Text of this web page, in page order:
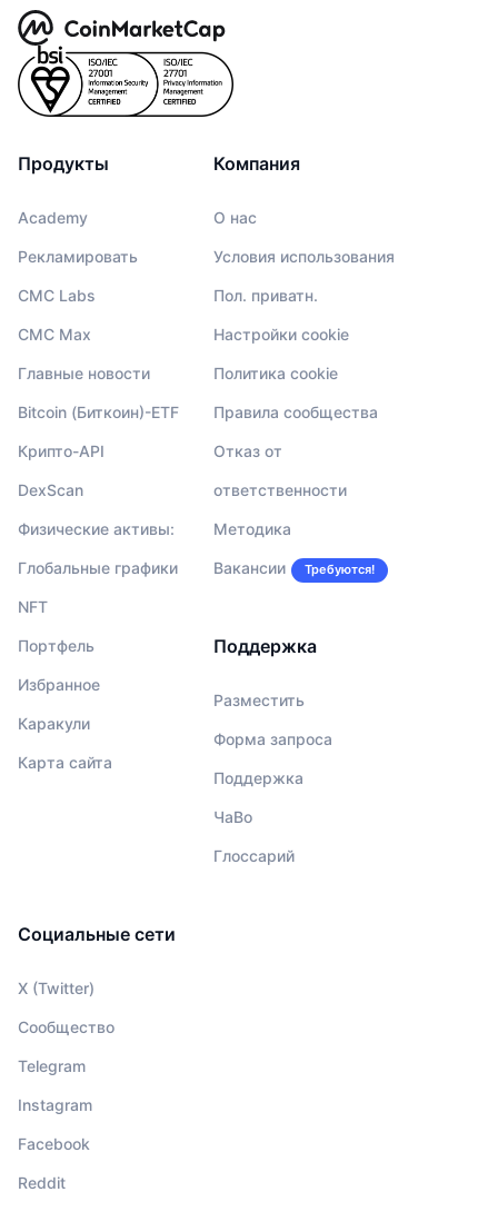
Продукты
Academy
Рекламировать
CMC Labs
CMC Max
Главные новости
Bitcoin (Биткоин)-ETF
Крипто-API
DexScan
Физические активы:
Глобальные графики
NFT
Портфель
Избранное
Каракули
Карта сайта
Компания
О нас
Условия использования
Пол. приватн.
Настройки cookie
Политика cookie
Правила сообщества
Отказ от
ответственности
Методика
Вакансии Требуются!
Поддержка
Разместить
Форма запроса
Поддержка
ЧаВо
Глоссарий
Социальные сети
X (Twitter)
Сообщество
Telegram
Instagram
Facebook
Reddit